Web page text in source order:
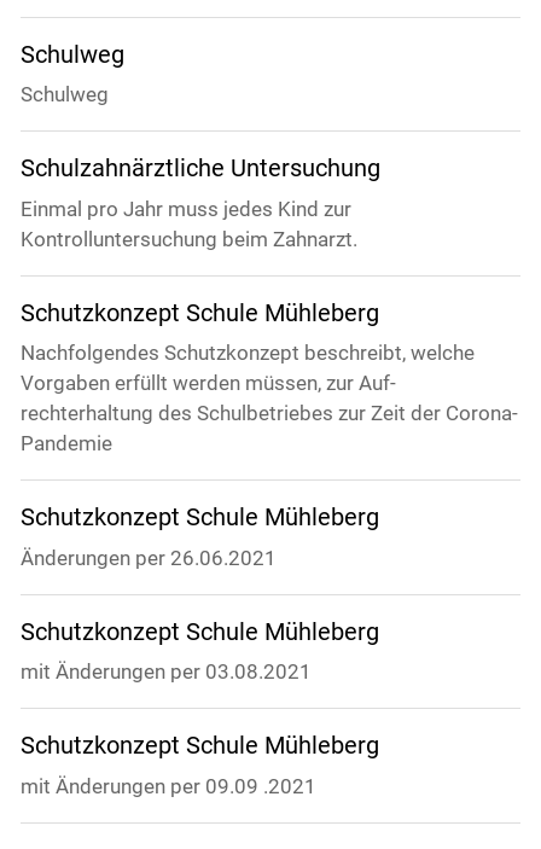
Schulweg
Schulweg
Schulzahnärztliche Untersuchung
Einmal pro Jahr muss jedes Kind zur
Kontrolluntersuchung beim Zahnarzt.
Schutzkonzept Schule Mühleberg
Nachfolgendes Schutzkonzept beschreibt, welche
Vorgaben erfüllt werden müssen, zur Auf-
rechterhaltung des Schulbetriebes zur Zeit der Corona-
Pandemie
Schutzkonzept Schule Mühleberg
Änderungen per 26.06.2021
Schutzkonzept Schule Mühleberg
mit Änderungen per 03.08.2021
Schutzkonzept Schule Mühleberg
mit Änderungen per 09.09 .2021